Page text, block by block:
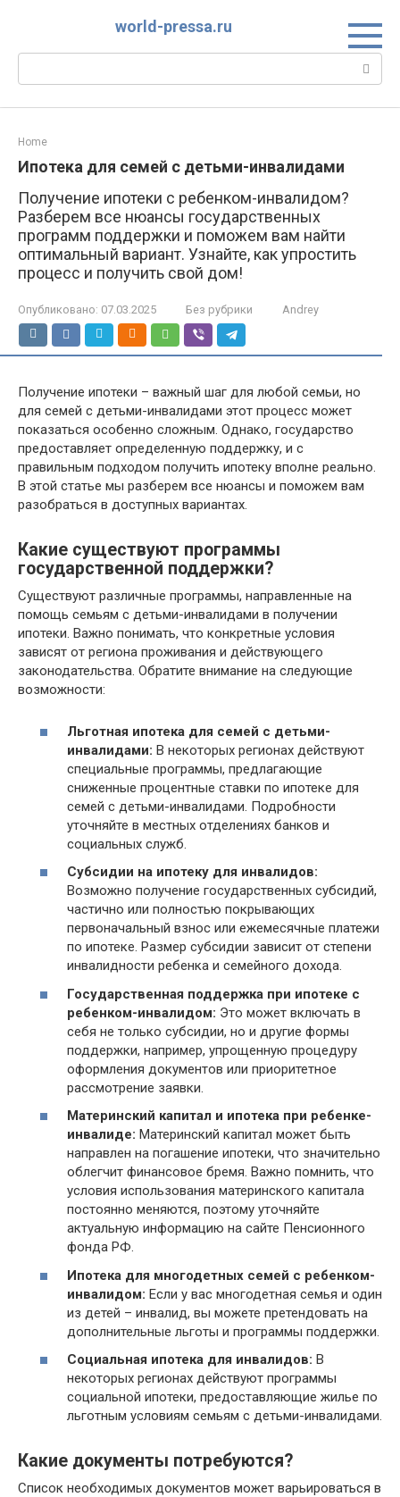
world-pressa.ru
Поиск:
Home
Ипотека для семей с детьми-инвалидами
Получение ипотеки с ребенком-инвалидом?
Разберем все нюансы государственных
программ поддержки и поможем вам найти
оптимальный вариант. Узнайте, как упростить
процесс и получить свой дом!
Опубликовано: 07.03.2025 Без рубрики Andrey
Получение ипотеки – важный шаг для любой семьи, но
для семей с детьми-инвалидами этот процесс может
показаться особенно сложным. Однако, государство
предоставляет определенную поддержку, и с
правильным подходом получить ипотеку вполне реально.
В этой статье мы разберем все нюансы и поможем вам
разобраться в доступных вариантах.
Какие существуют программы
государственной поддержки?
Существуют различные программы, направленные на
помощь семьям с детьми-инвалидами в получении
ипотеки. Важно понимать, что конкретные условия
зависят от региона проживания и действующего
законодательства. Обратите внимание на следующие
возможности:
Льготная ипотека для семей с детьми-
инвалидами: В некоторых регионах действуют
специальные программы, предлагающие
сниженные процентные ставки по ипотеке для
семей с детьми-инвалидами. Подробности
уточняйте в местных отделениях банков и
социальных служб.
Субсидии на ипотеку для инвалидов:
Возможно получение государственных субсидий,
частично или полностью покрывающих
первоначальный взнос или ежемесячные платежи
по ипотеке. Размер субсидии зависит от степени
инвалидности ребенка и семейного дохода.
Государственная поддержка при ипотеке с
ребенком-инвалидом: Это может включать в
себя не только субсидии, но и другие формы
поддержки, например, упрощенную процедуру
оформления документов или приоритетное
рассмотрение заявки.
Материнский капитал и ипотека при ребенке-
инвалиде: Материнский капитал может быть
направлен на погашение ипотеки, что значительно
облегчит финансовое бремя. Важно помнить, что
условия использования материнского капитала
постоянно меняются, поэтому уточняйте
актуальную информацию на сайте Пенсионного
фонда РФ.
Ипотека для многодетных семей с ребенком-
инвалидом: Если у вас многодетная семья и один
из детей – инвалид, вы можете претендовать на
дополнительные льготы и программы поддержки.
Социальная ипотека для инвалидов: В
некоторых регионах действуют программы
социальной ипотеки, предоставляющие жилье по
льготным условиям семьям с детьми-инвалидами.
Какие документы потребуются?
Список необходимых документов может варьироваться в